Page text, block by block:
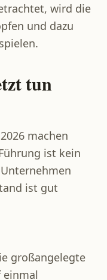
wird die
und dazu
tun
machen
ist kein
ist gut
großangelegte
einmal